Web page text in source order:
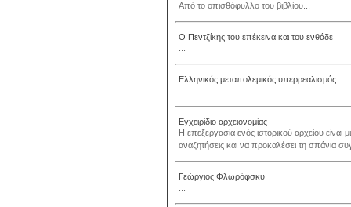
Από το οπισθόφυλλο του βιβλίου...
Ο Πεντζίκης του επέκεινα και του ενθάδε
Ελληνικός μεταπολεμικός υπερρεαλισμός
Εγχειρίδιο αρχειονομίας
Η επεξεργασία ενός ιστορικού αρχείου
αναζητήσεις και να προκαλέσει τη σπάνια
Γεώργιος Φλωρόφσκυ